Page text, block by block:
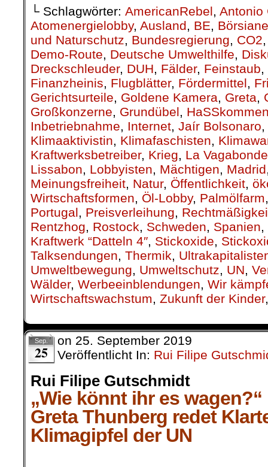
└ Schlagwörter: AmericanRebel, Antonio
Atomenergielobby, Ausland, BE,
und Naturschutz, Bundesregierung, CO2
Demo-Route, Deutsche Umwelthilfe,
Dreckschleuder, DUH, Fälder, Feinstaub,
Finanzheinis, Flugblätter, Fördermittel,
Gerichtsurteile, Goldene Kamera, Greta,
Großkonzerne, Grundübel,
Inbetriebnahme, Internet, Jaír Bolsonaro,
Klimaaktivistin, Klimafaschisten,
Kraftwerksbetreiber, Krieg, La Vagabonde
Lissabon, Lobbyisten, Mächtigen, Madrid
Meinungsfreiheit, Natur, Öffentlichkeit,
Wirtschaftsformen, Öl-Lobby, Palmölfarm
Portugal, Preisverleihung,
Rentzhog, Rostock, Schweden, Spanien,
Kraftwerk “Datteln 4″, Stickoxide,
Talksendungen, Thermik,
Umweltbewegung, Umweltschutz, UN,
Wälder, Werbeeinblendungen, Wir
Wirtschaftswachstum, Zukunft der Kinder
Sep.
25
on 25. September 2019
Veröffentlicht In: Rui Filipe
Rui Filipe Gutschmidt
„Wie könnt ihr es wagen?“
Greta Thunberg redet
Klimagipfel der UN